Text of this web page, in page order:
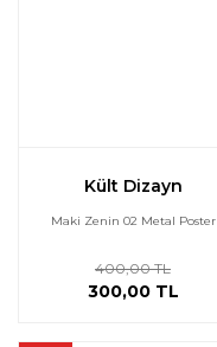
Kült Dizayn
Maki Zenin 02 Metal Poster
400,00 TL
300,00 TL